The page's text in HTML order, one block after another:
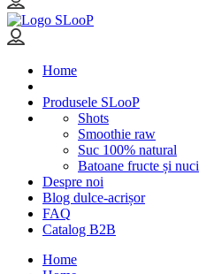
Home
Produsele SLooP
Shots
Smoothie raw
Suc 100% natural
Batoane fructe și nuci
Despre noi
Blog dulce-acrișor
FAQ
Catalog B2B
Home